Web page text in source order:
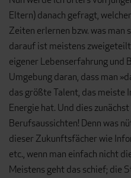
Eltern) danach gefragt,
Zeiten erlernen bzw. was
darauf ist meistens
eigener Lebenserfahrung und
Umgebung daran, dass man
das größte Talent, das meiste
Energie hat. Und dies
Berufsaussichten! Denn was
dieser Zukunftsfächer wie
etc., wenn man einfach nicht
Meistens geht das schief; die